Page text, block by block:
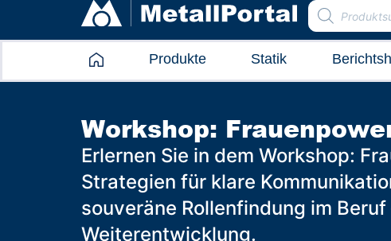
Produkte Statik
Workshop:
Erlernen Sie in dem Workshop:
Strategien für klare
souveräne Rollenfindung im
Weiterentwicklung.